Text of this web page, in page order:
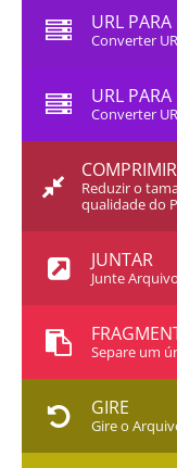
URL PARA
Converter
URL
Converter
COMPRIMIR
Reduzir o
qualidade do
JUNTAR
Junte
Separe um
GIRE
Gire o